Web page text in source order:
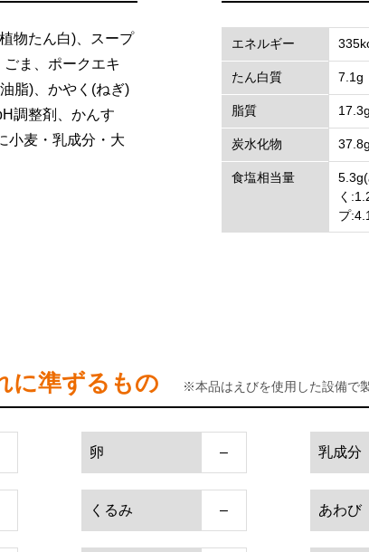
物たん白)、スープ
ま、ポークエキ
脂)、かやく(ねぎ)
調整剤、かんす
小麦・乳成分・大
エネルギー
たん白質 7.1g
脂質 17.3g
炭水化物 37.8g
食塩相当量
く
プ
に準ずるもの ※本品はえびを使用した設備で
卵 – 乳成分
くるみ – あわび